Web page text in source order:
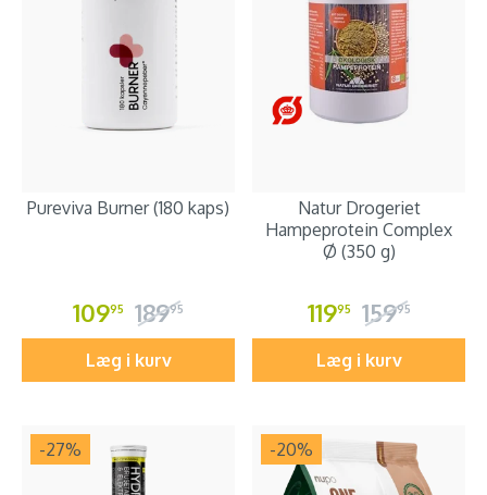
Pureviva Burner (180 kaps)
10995 18995
Læg i kurv
Natur Drogeriet
Hampeprotein Complex
Ø (350 g)
11995 15995
Læg i kurv
-27% -20%